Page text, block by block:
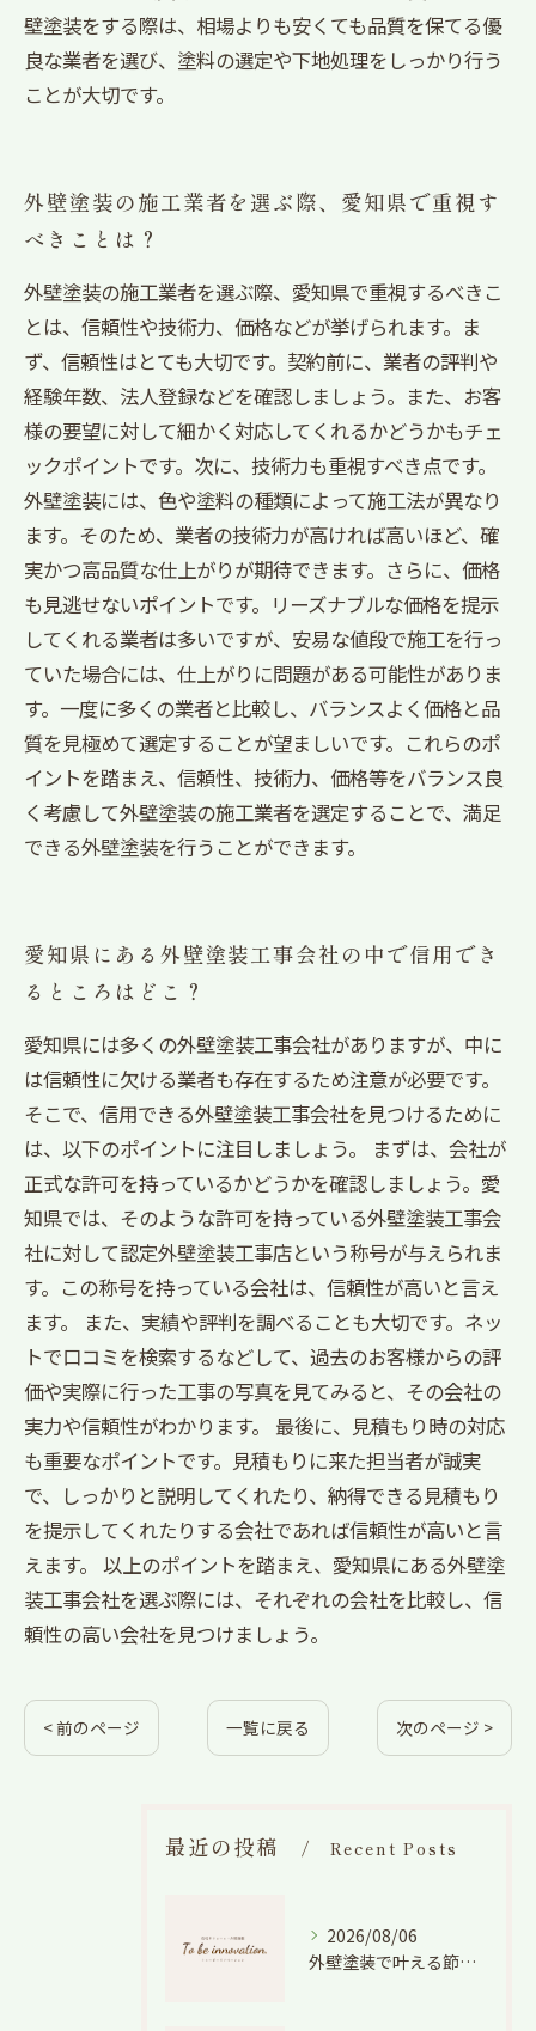
壁塗装をする際は、相場よりも安くても品質を保てる優
良な業者を選び、塗料の選定や下地処理をしっかり行う
ことが大切です。
外壁塗装の施工業者を選ぶ際、愛知県で重視す
べきことは？
外壁塗装の施工業者を選ぶ際、愛知県で重視するべきこ
とは、信頼性や技術力、価格などが挙げられます。ま
ず、信頼性はとても大切です。契約前に、業者の評判や
経験年数、法人登録などを確認しましょう。また、お客
様の要望に対して細かく対応してくれるかどうかもチェ
ックポイントです。次に、技術力も重視すべき点です。
外壁塗装には、色や塗料の種類によって施工法が異なり
ます。そのため、業者の技術力が高ければ高いほど、確
実かつ高品質な仕上がりが期待できます。さらに、価格
も見逃せないポイントです。リーズナブルな価格を提示
してくれる業者は多いですが、安易な値段で施工を行っ
ていた場合には、仕上がりに問題がある可能性がありま
す。一度に多くの業者と比較し、バランスよく価格と品
質を見極めて選定することが望ましいです。これらのポ
イントを踏まえ、信頼性、技術力、価格等をバランス良
く考慮して外壁塗装の施工業者を選定することで、満足
できる外壁塗装を行うことができます。
愛知県にある外壁塗装工事会社の中で信用でき
るところはどこ？
愛知県には多くの外壁塗装工事会社がありますが、中に
は信頼性に欠ける業者も存在するため注意が必要です。
そこで、信用できる外壁塗装工事会社を見つけるために
は、以下のポイントに注目しましょう。 まずは、会社が
正式な許可を持っているかどうかを確認しましょう。愛
知県では、そのような許可を持っている外壁塗装工事会
社に対して認定外壁塗装工事店という称号が与えられま
す。この称号を持っている会社は、信頼性が高いと言え
ます。 また、実績や評判を調べることも大切です。ネッ
トで口コミを検索するなどして、過去のお客様からの評
価や実際に行った工事の写真を見てみると、その会社の
実力や信頼性がわかります。 最後に、見積もり時の対応
も重要なポイントです。見積もりに来た担当者が誠実
で、しっかりと説明してくれたり、納得できる見積もり
を提示してくれたりする会社であれば信頼性が高いと言
えます。 以上のポイントを踏まえ、愛知県にある外壁塗
装工事会社を選ぶ際には、それぞれの会社を比較し、信
頼性の高い会社を見つけましょう。
< 前のページ 一覧に戻る 次のページ >
最近の投稿 Recent Posts
2026/08/06
外壁塗装で叶える節電効果と愛知県の相場や色選びのポイントを徹底解説